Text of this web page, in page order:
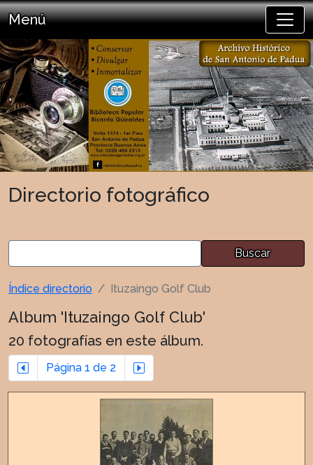
Menú
Directorio fotográfico
Buscar
Índice directorio Ituzaingo Golf Club
Album 'Ituzaingo Golf Club'
20 fotografías en este álbum.
Página 1 de 2